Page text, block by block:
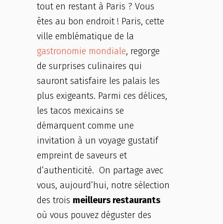
tout en restant à Paris ? Vous
êtes au bon endroit ! Paris, cette
ville emblématique de la
gastronomie mondiale, regorge
de surprises culinaires qui
sauront satisfaire les palais les
plus exigeants. Parmi ces délices,
les tacos mexicains se
démarquent comme une
invitation à un voyage gustatif
empreint de saveurs et
d’authenticité. On partage avec
vous, aujourd’hui, notre sélection
des trois meilleurs restaurants
où vous pouvez déguster des